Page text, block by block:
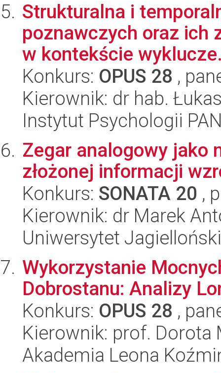
Strukturalna i
poznawczych oraz ich
w kontekście
Konkurs: OPUS 28 ,
Kierownik: dr hab.
Instytut Psychologii
Zegar analogowy jako
złożonej informacji
Konkurs: SONATA 20 ,
Kierownik: dr Marek
Uniwersytet Jagielloński
Wykorzystanie
Dobrostanu: Analizy
Konkurs: OPUS 28 ,
Kierownik: prof. Dorota
Akademia Leona